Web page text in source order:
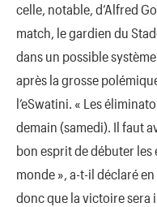
celle, notable, d’Alfred
match, le gardien du
dans un possible
après la grosse
l’eSwatini. « Les
demain (samedi). Il faut
bon esprit de débuter
monde », a-t-il déclaré
donc que la victoire